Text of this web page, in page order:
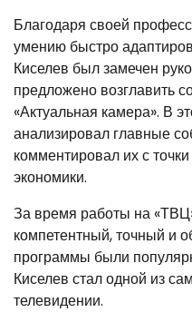
Благодаря своей
умению быстро
Киселев был замечен
предложено возглавить
«Актуальная камера». В
анализировал главные
комментировал их с
экономики.
За время работы на
компетентный, точный и
программы были
Киселев стал одной из
телевидении.